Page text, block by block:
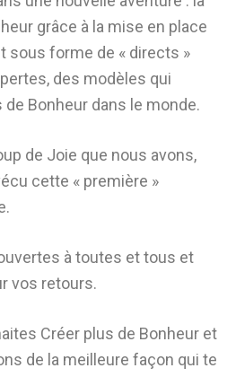
grâce à la mise en place
sous forme de « directs »
des modèles qui
Bonheur dans le monde.
de Joie que nous avons,
cette « première »
à toutes et tous et
vos retours.
Créer plus de Bonheur et
de la meilleure façon qui te